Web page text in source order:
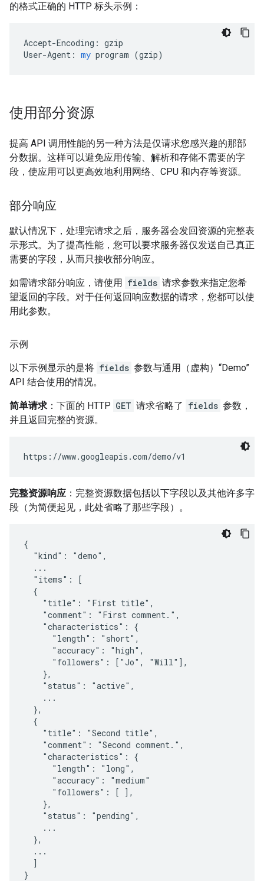
的格式正确的 HTTP 标头示例：
Accept-Encoding: gzip
User-Agent: my program (gzip)
使用部分资源
提高 API 调用性能的另一种方法是仅请求您感兴趣的那部
分数据。这样可以避免应用传输、解析和存储不需要的字
段，使应用可以更高效地利用网络、CPU 和内存等资源。
部分响应
默认情况下，处理完请求之后，服务器会发回资源的完整表
示形式。为了提高性能，您可以要求服务器仅发送自己真正
需要的字段，从而只接收部分响应。
如需请求部分响应，请使用 fields 请求参数来指定您希
望返回的字段。对于任何返回响应数据的请求，您都可以使
用此参数。
示例
以下示例显示的是将 fields 参数与通用（虚构）“Demo”
API 结合使用的情况。
简单请求 ：下面的 HTTP GET 请求省略了 fields 参数，
并且返回完整的资源。
完整资源响应 ：完整资源数据包括以下字段以及其他许多字
段（为简便起见，此处省略了那些字段）。
{
  "kind": "demo",
  ...
  "items": [
  {
    "title": "First title",
    "comment": "First comment.",
    "characteristics": {
      "length": "short",
      "accuracy": "high",
      "followers": ["Jo", "Will"],
    },
    "status": "active",
    ...
  },
  {
    "title": "Second title",
    "comment": "Second comment.",
    "characteristics": {
      "length": "long",
      "accuracy": "medium"
      "followers": [ ],
    },
    "status": "pending",
    ...
  },
  ...
  ]
}